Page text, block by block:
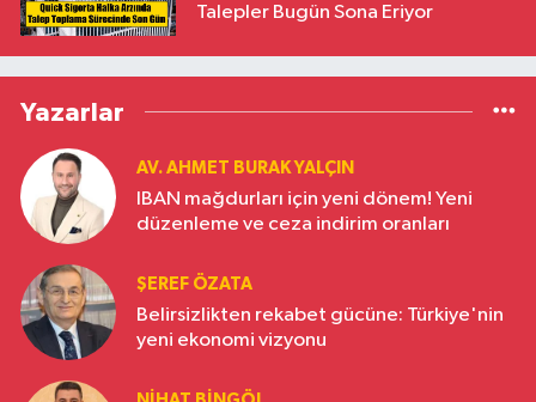
Talepler Bugün Sona Eriyor
Yazarlar
AV. AHMET BURAK YALÇIN
IBAN mağdurları için yeni dönem! Yeni
düzenleme ve ceza indirim oranları
ŞEREF ÖZATA
Belirsizlikten rekabet gücüne: Türkiye'nin
yeni ekonomi vizyonu